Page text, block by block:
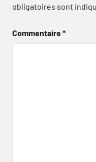
obligatoires sont
Commentaire*